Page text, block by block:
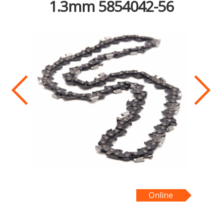
1.3mm 5854042-56
Online